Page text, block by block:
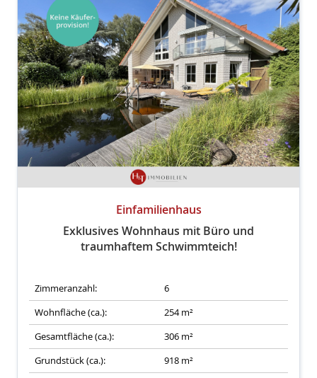
Einfamilienhaus
Exklusives Wohnhaus mit Büro und
traumhaftem Schwimmteich!
Zimmeranzahl:
6
Wohnfläche (ca.):
254 m²
Gesamtfläche (ca.):
306 m²
Grundstück (ca.):
918 m²